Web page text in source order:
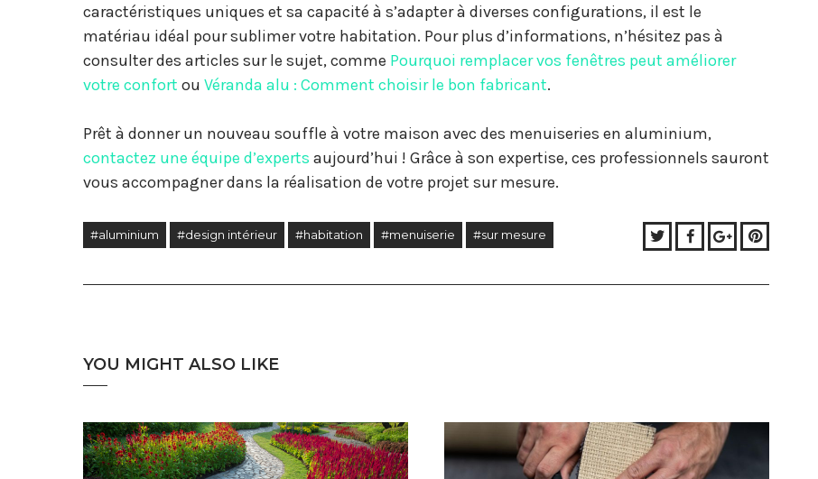
caractéristiques uniques et sa capacité à s’adapter à diverses configurations, il est le
matériau idéal pour sublimer votre habitation. Pour plus d’informations, n’hésitez pas à
consulter des articles sur le sujet, comme Pourquoi remplacer vos fenêtres peut améliorer
votre confort ou Véranda alu : Comment choisir le bon fabricant.
Prêt à donner un nouveau souffle à votre maison avec des menuiseries en aluminium,
contactez une équipe d’experts aujourd’hui ! Grâce à son expertise, ces professionnels sauront
vous accompagner dans la réalisation de votre projet sur mesure.
#aluminium #design intérieur #habitation #menuiserie #sur mesure TwitterFacebook
Google+Pinterest
YOU MIGHT ALSO LIKE